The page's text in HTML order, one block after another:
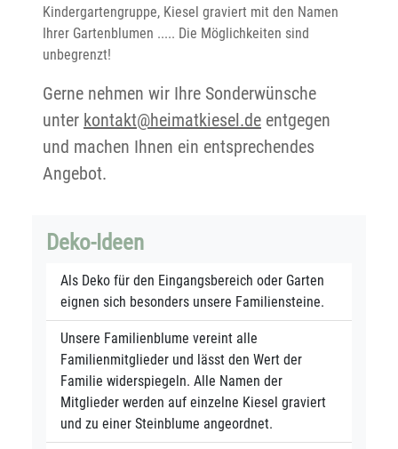
Kindergartengruppe, Kiesel graviert mit den Namen
Ihrer Gartenblumen ..... Die Möglichkeiten sind
unbegrenzt!
Gerne nehmen wir Ihre Sonderwünsche
unter kontakt@heimatkiesel.de entgegen
und machen Ihnen ein entsprechendes
Angebot.
Deko-Ideen
Als Deko für den Eingangsbereich oder Garten
eignen sich besonders unsere Familiensteine.
Unsere Familienblume vereint alle
Familienmitglieder und lässt den Wert der
Familie widerspiegeln. Alle Namen der
Mitglieder werden auf einzelne Kiesel graviert
und zu einer Steinblume angeordnet.